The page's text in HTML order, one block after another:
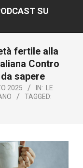
SU
fertile alla
Contro
sapere
2025 IN: LE
TAGGED: